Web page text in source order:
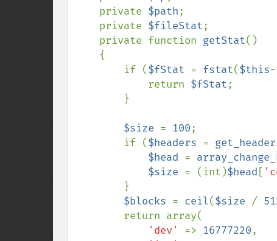
    private
$path;
    private
$fileStat;
    private function
getStat()
        if (
$fStat = fstat($this-
            return
$fStat;
$size = 100;
        if (
$headers =
$head =
$size = (int)$head [
$blocks = ceil($size /
'dev' => 16777220,